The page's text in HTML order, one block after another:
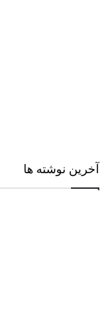
آخرین نوشته ها